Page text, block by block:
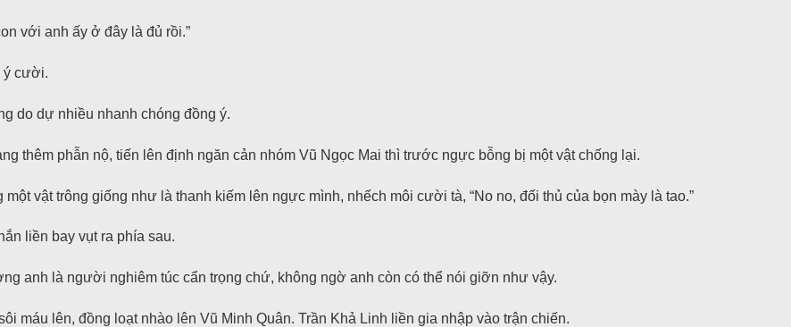
với anh ấy ở đây là đủ rồi.”
ý cười.
do dự nhiều nhanh chóng đồng ý.
thêm phẫn nộ, tiến lên định ngăn cản nhóm Vũ Ngọc Mai thì trước ngực bỗng bị một vật chống lại.
vật trông giống như là thanh kiếm lên ngực mình, nhếch môi cười tà, “No no, đối thủ của bọn mày là tao.”
liền bay vụt ra phía sau.
anh là người nghiêm túc cẩn trọng chứ, không ngờ anh còn có thể nói giỡn như vậy.
máu lên, đồng loạt nhào lên Vũ Minh Quân. Trần Khả Linh liền gia nhập vào trận chiến.